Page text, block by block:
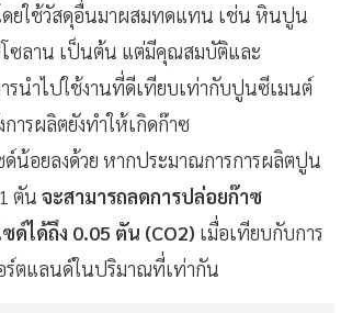
ยใช้วัสดุอื่นมาผสมทดแทน เช่น หินปูน
ซลาน เป็นต้น แต่มีคุณสมบัติและ
รนำไปใช้งานที่ดีเทียบเท่ากับปูนซีเมนต์
ารผลิตยังทำให้เกิดก๊าซ
น้อยลงด้วย หากประมาณการการผลิตปูน
ตัน จะสามารถลดการปล่อยก๊าซ
ด์ได้ถึง 0.05 ตัน (CO2) เมื่อเทียบกับการ
ตแลนด์ในปริมาณที่เท่ากัน